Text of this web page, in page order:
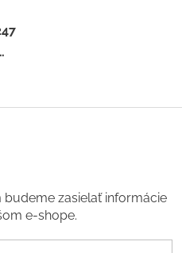
zasielať informácie
e-shope.